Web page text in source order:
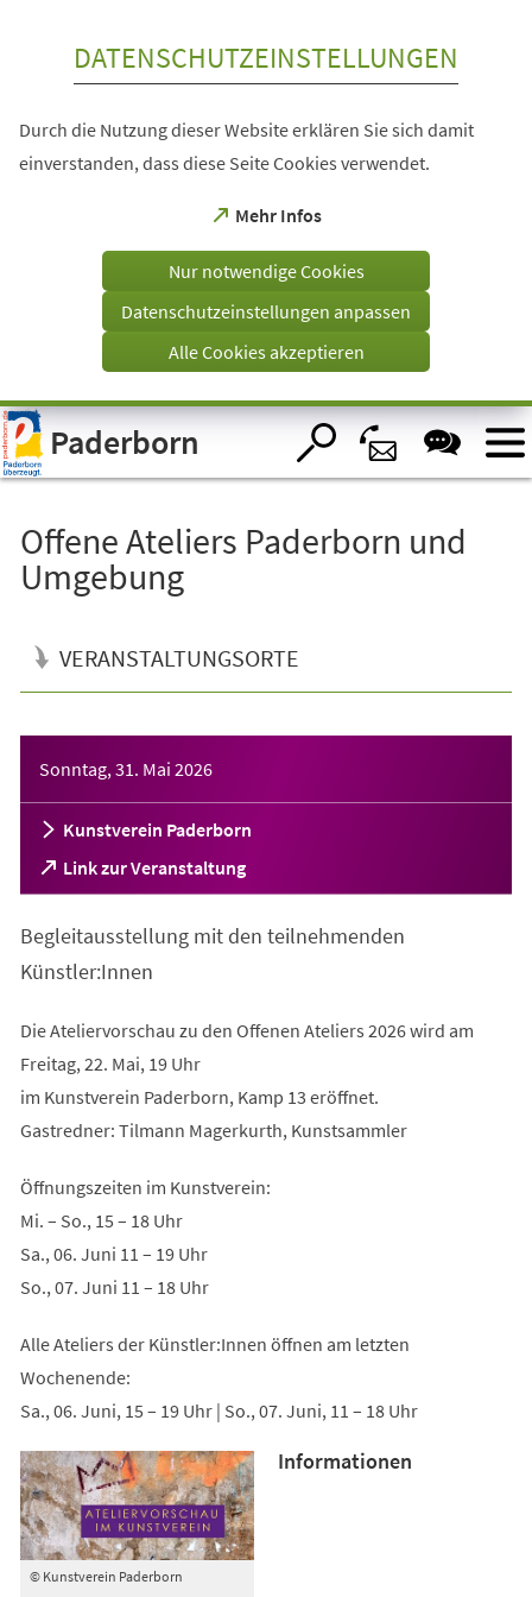
Visuelle
Assistenzsoftware
öffnen.
DATENSCHUTZEINSTELLUNGEN
Durch die Nutzung dieser Website erklären Sie sich damit
einverstanden, dass diese Seite Cookies verwendet.
Mehr Infos
(Öffnet
einem
Tab)
Nur notwendige Cookies
Datenschutzeinstellungen anpassen
Alle Cookies akzeptieren
Paderborn
Offene Ateliers Paderborn und
Umgebung
VERANSTALTUNGSORTE
Sonntag, 31. Mai 2026
Kunstverein Paderborn
Link zur Veranstaltung
(Öffnet
in
neuen
Tab)
Begleitausstellung mit den teilnehmenden
Künstler:Innen
Die Ateliervorschau zu den Offenen Ateliers 2026 wird am
Freitag, 22. Mai, 19 Uhr
im Kunstverein Paderborn, Kamp 13 eröffnet.
Gastredner: Tilmann Magerkurth, Kunstsammler
Öffnungszeiten im Kunstverein:
Mi. – So., 15 – 18 Uhr
Sa., 06. Juni 11 – 19 Uhr
So., 07. Juni 11 – 18 Uhr
Alle Ateliers der Künstler:Innen öffnen am letzten
Wochenende:
Sa., 06. Juni, 15 – 19 Uhr | So., 07. Juni, 11 – 18 Uhr
© Kunstverein Paderborn
Informationen